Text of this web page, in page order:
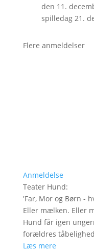
den 11.
spilledag 21.
Flere anmeldelser
Anmeldelse
Teater Hund:
'Far, Mor og Børn -
Eller mælken. Eller
Hund får igen
forældres
Læs mere